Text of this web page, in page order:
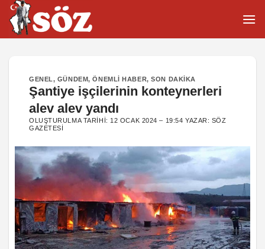
İçeriğe
atla
GENEL, GÜNDEM,ÖNEMLI HABER,SON DAKIKA
Şantiye işçilerinin konteynerleri
alev alev yandı
OLUŞTURULMA TARIHI: 12 OCAK 2024 – 19:54 YAZAR: SÖZ
GAZETESI